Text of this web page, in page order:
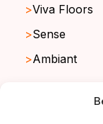
Viva Floors
Sense
Ambiant